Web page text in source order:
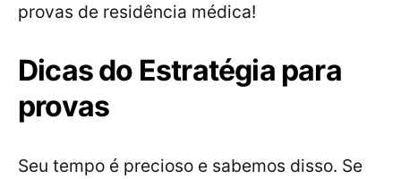
provas de residência médica!
Dicas do Estratégia para
provas
Seu tempo é precioso e sabemos disso. Se